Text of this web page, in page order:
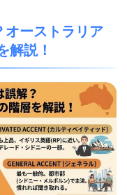
オーストラリア
解説！